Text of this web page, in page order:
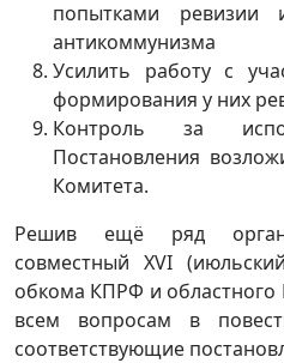
попытками ревизии
антикоммунизма
Усилить работу с
формирования у них
Контроль за
Постановления
Комитета.
Решив ещё ряд
совместный XVI
обкома КПРФ и
всем вопросам в
соответствующие